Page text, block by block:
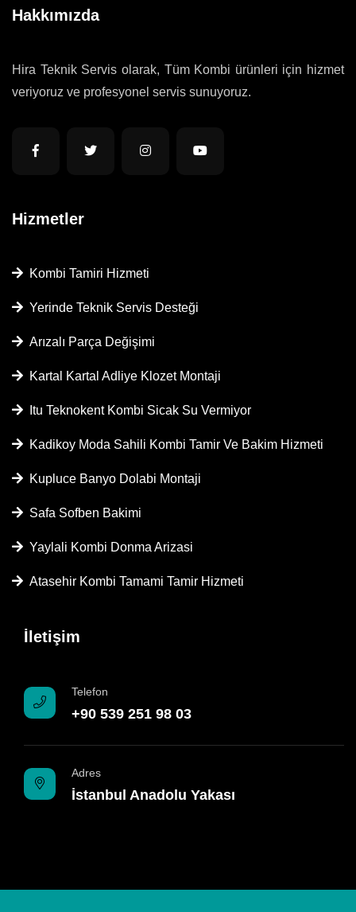
Hakkımızda
Hira Teknik Servis olarak, Tüm Kombi ürünleri için hizmet
veriyoruz ve profesyonel servis sunuyoruz.
Hizmetler
Kombi Tamiri Hizmeti
Yerinde Teknik Servis Desteği
Arızalı Parça Değişimi
Kartal Kartal Adliye Klozet Montaji
Itu Teknokent Kombi Sicak Su Vermiyor
Kadikoy Moda Sahili Kombi Tamir Ve Bakim Hizmeti
Kupluce Banyo Dolabi Montaji
Safa Sofben Bakimi
Yaylali Kombi Donma Arizasi
Atasehir Kombi Tamami Tamir Hizmeti
İletişim
Telefon
+90 539 251 98 03
Adres
İstanbul Anadolu Yakası